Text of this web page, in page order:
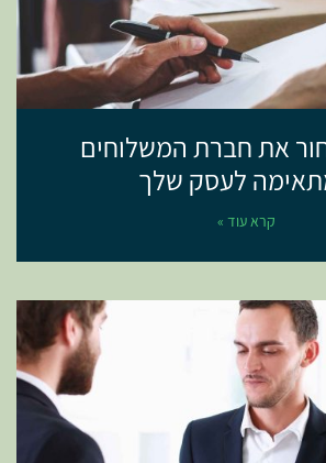
את חברת המשלוחים
לעסק שלך
קרא עוד »